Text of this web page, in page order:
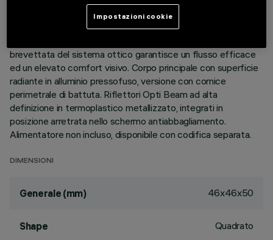
Apparecchio miniaturizzato quadrato ad incasso a 4 elementi
ottici per sorgenti LED - ottiche fisse. Nonostante le
brevettata del sistema ottico garantisce un flusso efficace
ed un elevato comfort visivo. Corpo principale con superficie
radiante in alluminio pressofuso, versione con cornice
perimetrale di battuta. Riflettori Opti Beam ad alta
definizione in termoplastico metallizzato, integrati in
posizione arretrata nello schermo antiabbagliamento.
Alimentatore non incluso, disponibile con codifica separata.
DIMENSIONI
Generale (mm) 46x46x50
Shape Quadrato
Impostazioni cookie